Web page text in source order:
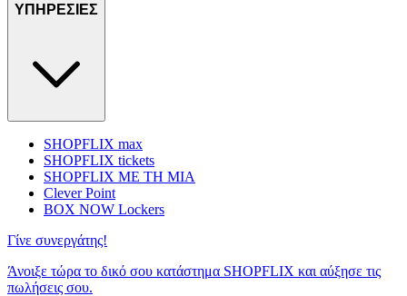
ΥΠΗΡΕΣΙΕΣ
SHOPFLIX max
SHOPFLIX tickets
SHOPFLIX ΜΕ ΤΗ ΜΙΑ
Clever Point
BOX NOW Lockers
Γίνε συνεργάτης!
Άνοιξε τώρα το δικό σου κατάστημα SHOPFLIX και αύξησε τις
πωλήσεις σου.